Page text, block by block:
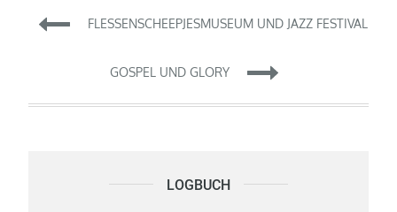
Beitragsnavigation
FLESSENSCHEEPJESMUSEUM UND JAZZ FESTIVAL
GOSPEL UND GLORY
LOGBUCH Logbuch